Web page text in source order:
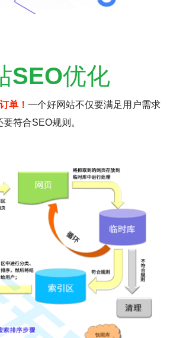
SEO优化
单！ 一个好网站不仅要满足用户需求
要符合SEO规则。